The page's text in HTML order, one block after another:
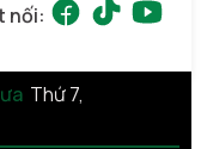
nối:
Thứ 7,